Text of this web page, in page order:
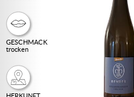
GESCHMACK
trocken